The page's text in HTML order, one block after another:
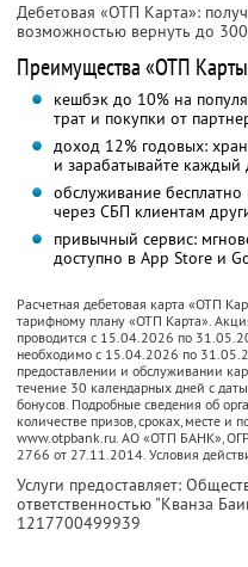
Дебетовая «ОТП Карта»:
возможностью вернуть до
Преимущества «ОТП
кешбэк до 10% на
трат и покупки от
доход 12% годовых:
и зарабатывайте каждый
обслуживание
через СБП клиентам
привычный сервис:
доступно в App Store и
Расчетная дебетовая карта «ОТП
тарифному плану «ОТП Карта».
проводится с 15.04.2026 по
необходимо с 15.04.2026 по
предоставлении и обслуживании
течение 30 календарных дней с
бонусов. Подробные сведения об
количестве призов, сроках, месте и
www.otpbank.ru. АО «ОТП БАНК»,
2766 от 27.11.2014. Условия
Услуги предоставляет:
ответственностью "Кванза
1217700499939